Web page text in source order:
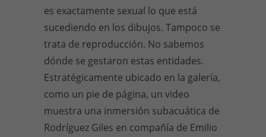
es exactamente sexual lo que está
sucediendo en los dibujos. Tampoco se
trata de reproducción. No sabemos
dónde se gestaron estas entidades.
Estratégicamente ubicado en la galería,
como un pie de página, un video
muestra una inmersión subacuática de
Rodríguez Giles en compañía de Emilio